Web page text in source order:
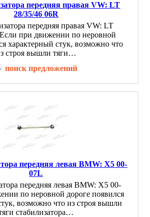
передняя правая VW: LT
28/35/46 06R
передняя правая VW: LT
при движении по неровной
характерный стук, возможно что
строя вышли тяги…
поиск предложений
передняя левая BMW: X5 00-
07L
передняя левая BMW: X5 00-
по неровной дороге появился
возможно что из строя вышли
стабилизатора…